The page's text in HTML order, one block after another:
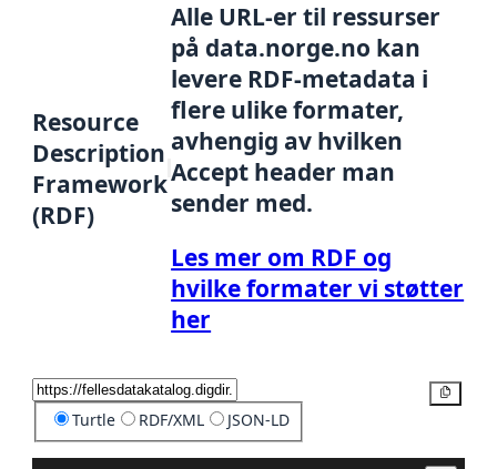
Resource
Description
Framework
(RDF)
Alle URL-er til ressurser
på data.norge.no kan
levere RDF-metadata i
flere ulike formater,
avhengig av hvilken
Accept header man
sender med.
Les mer om RDF og
hvilke formater vi støtter
her
Turtle RDF/XML JSON-LD